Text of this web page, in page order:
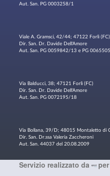
Aut. San. PG 0003258/1
Viale A. Gramsci, 42/44; 47122 Forlì (FC)
Dir. San. Dr. Davide Dell'Amore
Aut. San. PG 0059842/13 e PG
Via Balducci, 38; 47121 Forlì (FC)
Dir. San. Dr. Davide Dell'Amore
Aut. San. PG 0072195/18
Via Bollana, 39/D; 48015 Montaletto di
Dir. San. Dr.ssa Valeria Zaccheroni
Aut. San. 44037 del 20.08.2009
Servizio realizzato da per